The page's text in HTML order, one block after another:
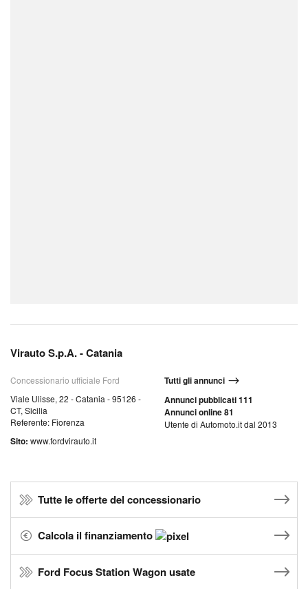
Virauto S.p.A. - Catania
Concessionario ufficiale Ford
Viale Ulisse, 22 - Catania - 95126 -
CT, Sicilia
Referente: Fiorenza
Sito: www.fordvirauto.it
Tutti gli annunci
Annunci pubblicati 111
Annunci online 81
Utente di Automoto.it dal 2013
Tutte le offerte del concessionario
Calcola il finanziamento
Ford Focus Station Wagon usate